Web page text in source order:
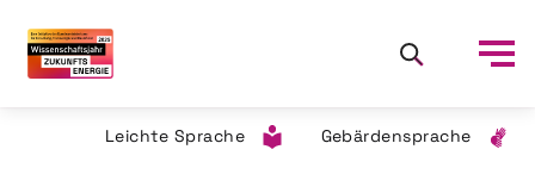
Leichte Sprache Gebärdensprache